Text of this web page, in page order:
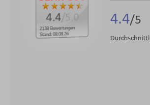
2138 Bewertungen
Stand: 08.08.26
4.4/5.0 4.4